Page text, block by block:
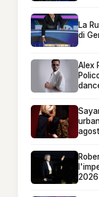
La
di
Alex
2026